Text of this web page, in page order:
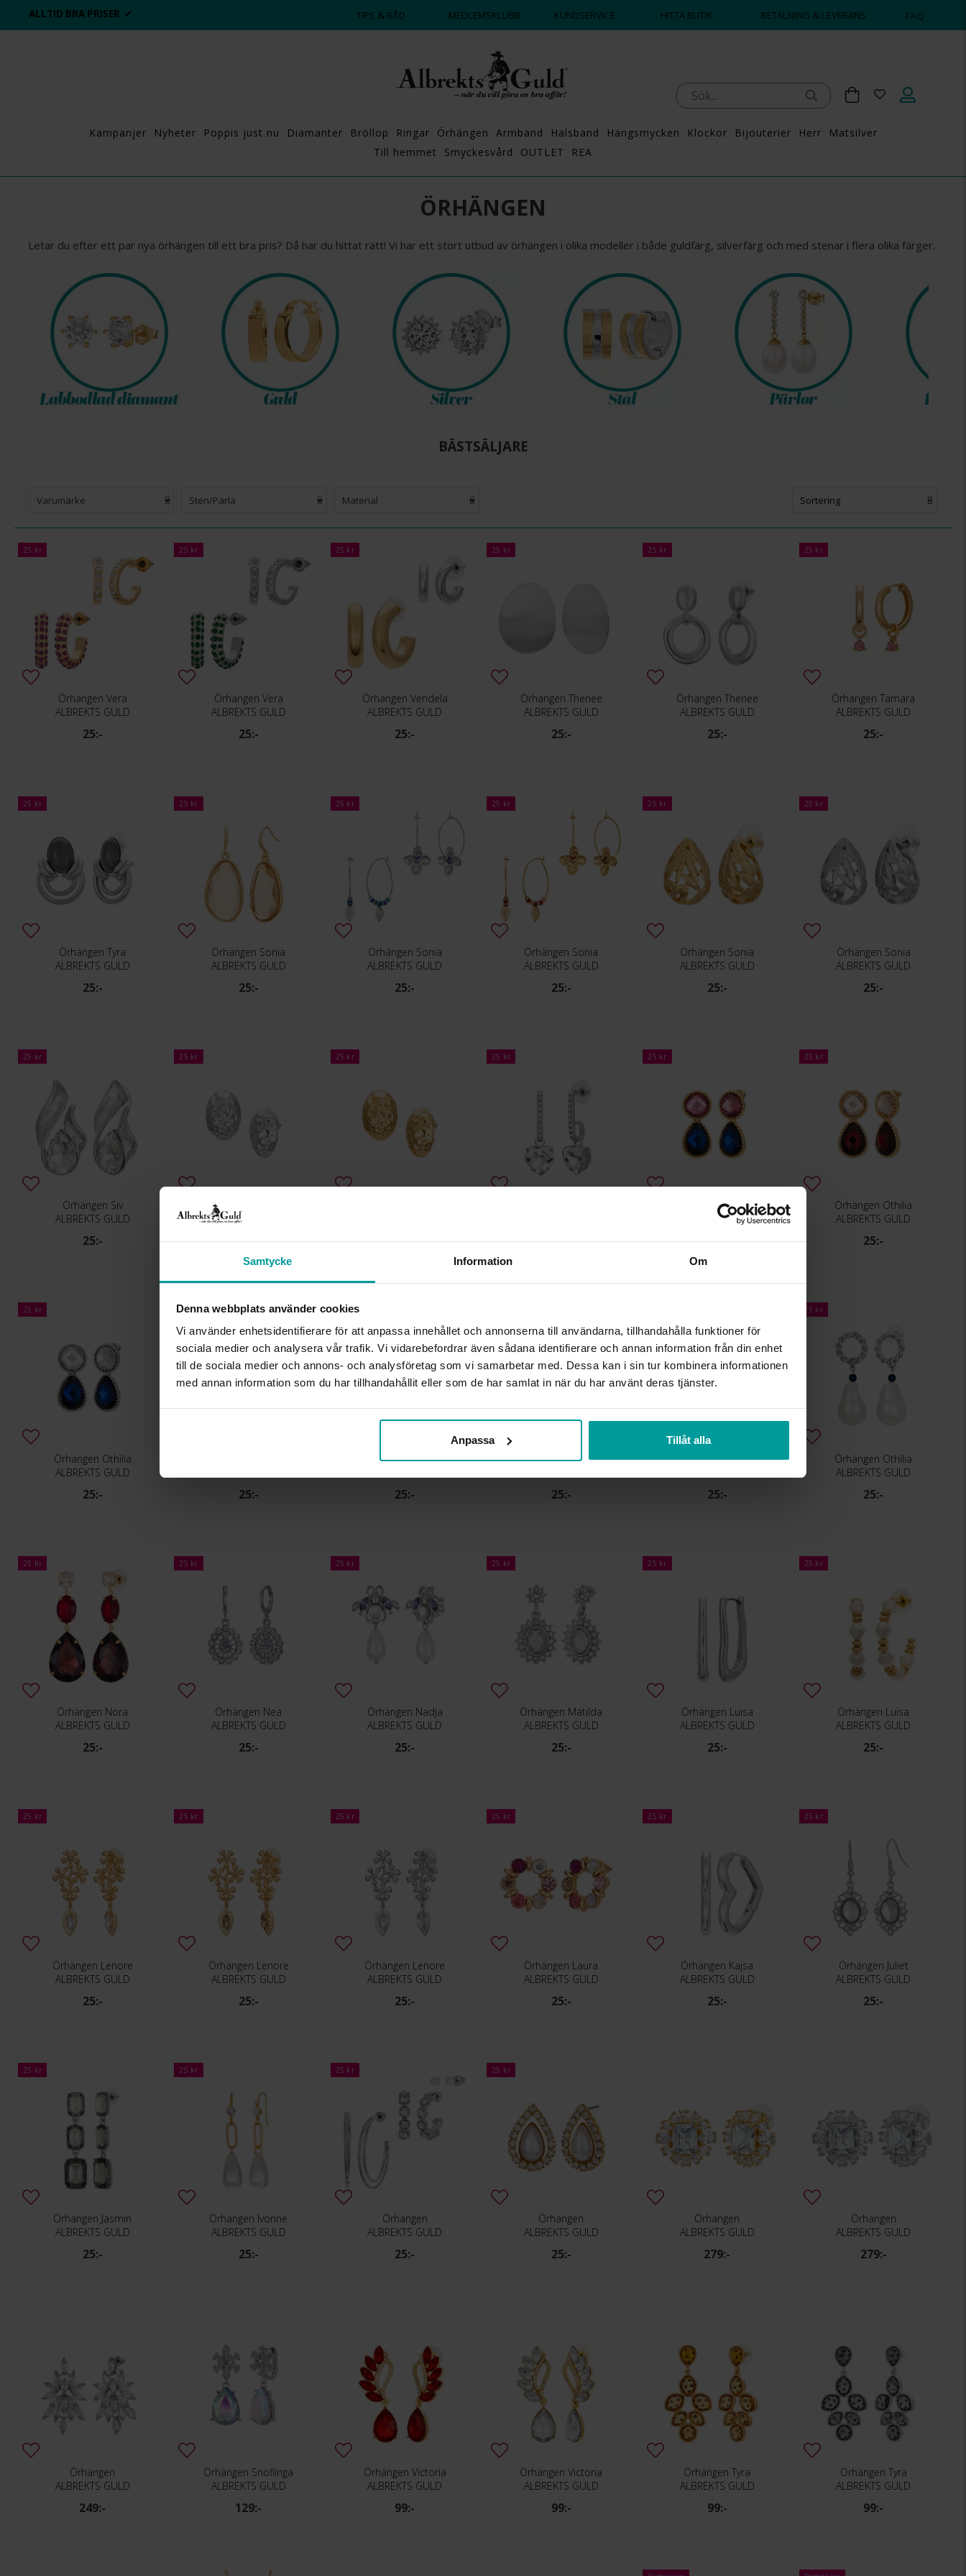
Samtycke Information Om
Denna webbplats använder cookies
Vi använder enhetsidentifierare för att anpassa innehållet och annonserna till användarna, tillhandahålla funktioner för
sociala medier och analysera vår trafik. Vi vidarebefordrar även sådana identifierare och annan information från din enhet
till de sociala medier och annons- och analysföretag som vi samarbetar med. Dessa kan i sin tur kombinera informationen
med annan information som du har tillhandahållit eller som de har samlat in när du har använt deras tjänster.
Anpassa Tillåt alla
DAGS ATT POPPA?💍💘 TIPS & RÅD MEDLEMSKLUBB KUNDSERVICE HITTA BUTIK BETALNING & LEVERANS FAQ
Kampanjer Nyheter Poppis just nu Diamanter Bröllop Ringar Örhängen Armband Halsband Hängsmycken Klockor Bijouterier Herr
Matsilver
Till hemmet
Smyckesvård OUTLET REA
ÖRHÄNGEN
Letar du efter ett par nya örhängen till ett bra pris? Då har du hittat rätt! Vi har ett stort utbud av örhängen i olika modeller i både guldfärg, silverfärg och med stenar i flera olika färger.
BÄSTSÄLJARE
Varumärke Sten/Pärla Material Sortering
25 kr
Örhängen Vera
ALBREKTS GULD
25:-
25 kr
Örhängen Vera
ALBREKTS GULD
25:-
25 kr
Örhängen Vendela
ALBREKTS GULD
25:-
25 kr
Örhängen Thenee
ALBREKTS GULD
25:-
25 kr
Örhängen Thenee
ALBREKTS GULD
25:-
25 kr
Örhängen Tamara
ALBREKTS GULD
25:-
25 kr
Örhängen Tyra
ALBREKTS GULD
25:-
25 kr
Örhängen Sonia
ALBREKTS GULD
25:-
25 kr
Örhängen Sonia
ALBREKTS GULD
25:-
25 kr
Örhängen Sonia
ALBREKTS GULD
25:-
25 kr
Örhängen Sonia
ALBREKTS GULD
25:-
25 kr
Örhängen Sonia
ALBREKTS GULD
25:-
25 kr
Örhängen Siv
ALBREKTS GULD
25:-
25 kr
Örhängen Roxanna
ALBREKTS GULD
25:-
25 kr
25:-
25 kr
25:-
25 kr
Örhängen Othilia
ALBREKTS GULD
25:-
25 kr
Örhängen Othilia
ALBREKTS GULD
25:-
25 kr
Örhängen Othilia
ALBREKTS GULD
25:-
25 kr
25:-
25 kr
Örhängen Olivia
25:-
Örhängen Olivia
25:-
Örhängen Othilia
25:-
25 kr
Örhängen Othilia
ALBREKTS GULD
25:-
25 kr
Örhängen Nora
ALBREKTS GULD
25:-
25 kr
Örhängen Nea
ALBREKTS GULD
25:-
25 kr
Örhängen Nadja
ALBREKTS GULD
25:-
25 kr
Örhängen Matilda
ALBREKTS GULD
25:-
25 kr
Örhängen Luisa
ALBREKTS GULD
25:-
25 kr
Örhängen Luisa
ALBREKTS GULD
25:-
25 kr
Örhängen Lenore
ALBREKTS GULD
25:-
25 kr
Örhängen Lenore
ALBREKTS GULD
25:-
25 kr
Örhängen Lenore
ALBREKTS GULD
25:-
25 kr
Örhängen Laura
ALBREKTS GULD
25:-
25 kr
Örhängen Kajsa
ALBREKTS GULD
25:-
25 kr
Örhängen Juliet
ALBREKTS GULD
25:-
25 kr
Örhängen Jasmin
ALBREKTS GULD
25:-
25 kr
Örhängen Ivonne
ALBREKTS GULD
25:-
25 kr
Örhängen
ALBREKTS GULD
25:-
25 kr
Örhängen
ALBREKTS GULD
25:-
Örhängen
ALBREKTS GULD
279:-
Örhängen
ALBREKTS GULD
279:-
Örhängen
ALBREKTS GULD
249:-
Örhängen Snöflinga
ALBREKTS GULD
129:-
Örhängen Victoria
ALBREKTS GULD
99:-
Örhängen Victoria
ALBREKTS GULD
99:-
Örhängen Tyra
ALBREKTS GULD
99:-
Örhängen Tyra
ALBREKTS GULD
99:-